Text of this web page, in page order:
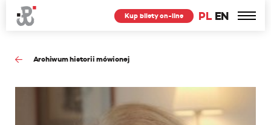
PL EN
Kup bilety on-line
Archiwum historii mówionej